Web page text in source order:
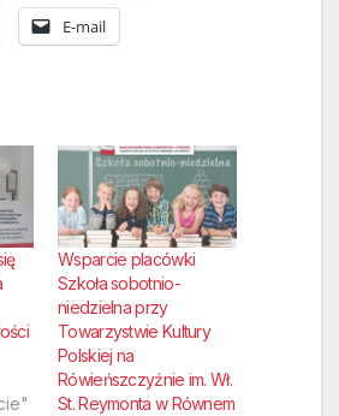
E-mail
Wsparcie placówki
Szkoła sobotnio-
niedzielna przy
Towarzystwie Kultury
Polskiej na
Rówieńszczyźnie im. Wł.
St. Reymonta w Równem